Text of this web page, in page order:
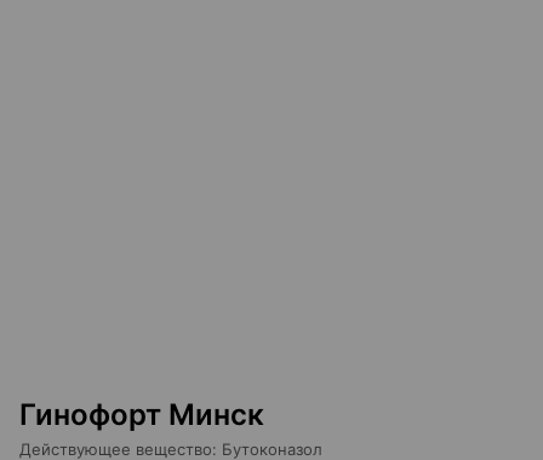
Гинофорт Минск
Действующее вещество: Бутоконазол